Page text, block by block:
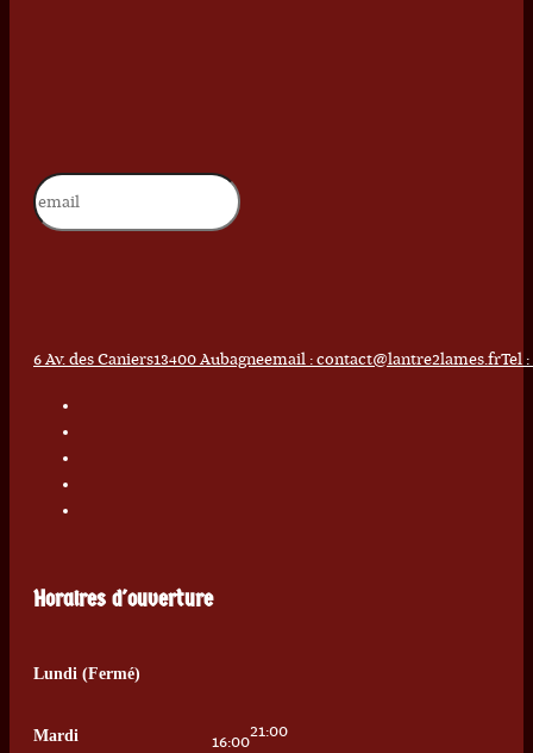
6 Av. des Caniers13400 Aubagneemail : contact@lantre2lames.frTel :
Horaires d'ouverture
Lundi (Fermé)
Mardi 16:00
21:00